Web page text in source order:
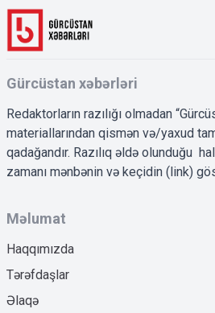
Gürcüstan xəbərləri
Redaktorların razılığı olmadan
materiallarından qismən və/yaxud
qadağandır. Razılıq əldə olunduğu
zamanı mənbənin və keçidin (link)
Məlumat
Haqqımızda
Tərəfdaşlar
Əlaqə